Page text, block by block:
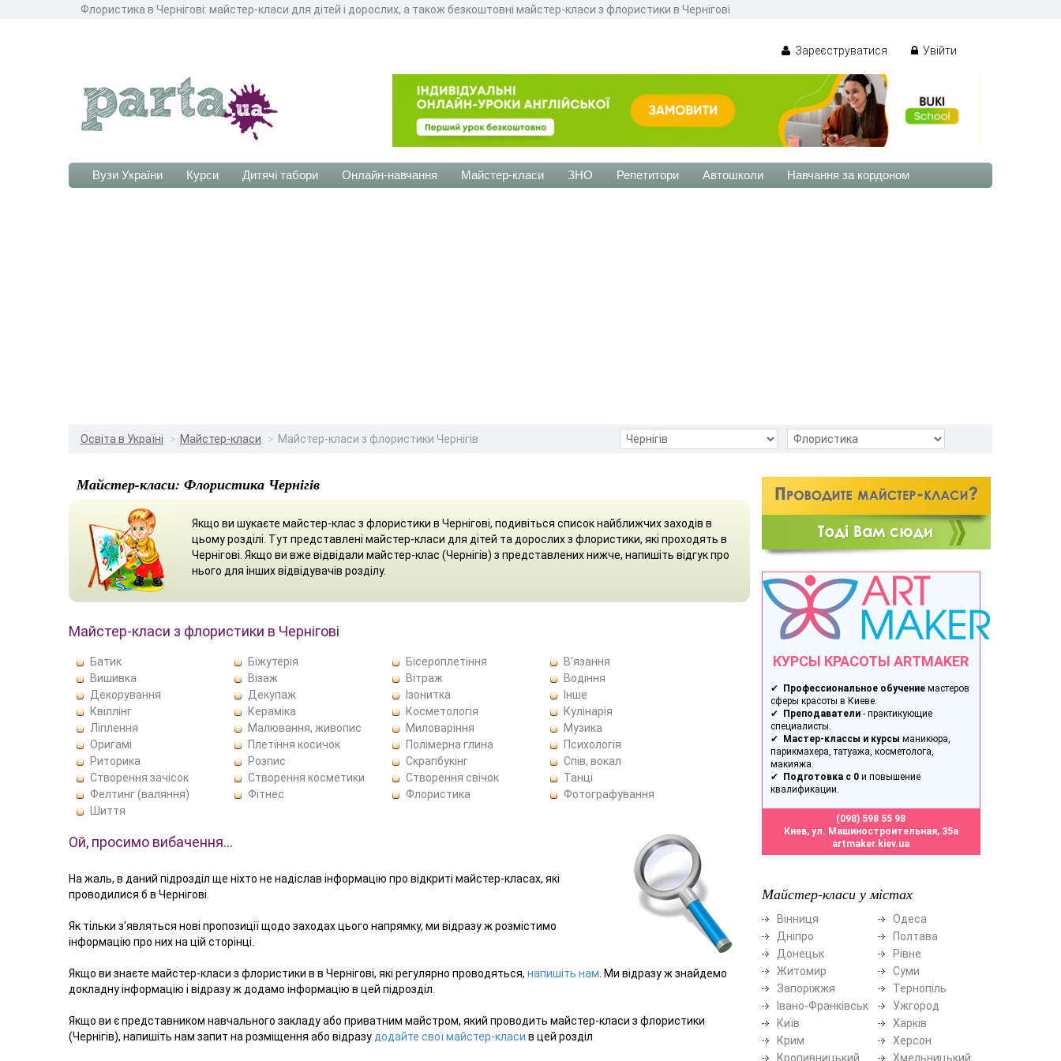
Флористика в Чернігові: майстер-класи для дітей і дорослих, а також безкоштовні майстер-класи з флористики в Чернігові
Зареєструватися Увійти
Вузи України Курси Дитячі табори Онлайн-навчання Майстер-класи ЗНО Репетитори Автошколи Навчання за кордоном
Освіта в Україні Майстер-класи Майстер-класи з флористики Чернігів
Майстер-класи: Флористика Чернігів
Якщо ви шукаєте майстер-клас з флористики в Чернігові, подивіться список найближчих заходів в
цьому розділі. Тут представлені майстер-класи для дітей та дорослих з флористики, які проходять в
Чернігові. Якщо ви вже відвідали майстер-клас (Чернігів) з представлених нижче, напишіть відгук про
нього для інших відвідувачів розділу.
Майстер-класи з флористики в Чернігові
Батик Біжутерія Бісероплетіння
В'язання
Вишивка
Візаж Вітраж
Водіння
Декорування
Декупаж Ізонитка
Інше
Квіллінг
Кераміка Косметологія
Кулінарія
Ліплення
Малювання, живопис Миловаріння
Музика
Оригамі
Плетіння косичок Полімерна глина
Психологія
Риторика
Розпис Скрапбукінг
Спів, вокал
Створення зачісок
Створення косметики Створення свічок
Танці
Фелтинг (валяння)
Фітнес Флористика
Фотографування
Шиття
Ой, просимо вибачення…
На жаль, в даний підрозділ ще ніхто не надіслав інформацію про відкриті майстер-класах, які
проводилися б в Чернігові.
Як тільки з'являться нові пропозиції щодо заходах цього напрямку, ми відразу ж розмістимо
інформацію про них на цій сторінці.
Якщо ви знаєте майстер-класи з флористики в в Чернігові, які регулярно проводяться, напишіть нам . Ми відразу ж знайдемо
докладну інформацію і відразу ж додамо інформацію в цей підрозділ.
Якщо ви є представником навчального закладу або приватним майстром, який проводить майстер-класи з флористики
(Чернігів), напишіть нам запит на розміщення або відразу додайте свої майстер-класи в цей розділ
КУРСЫ КРАСОТЫ ARTMAKER
✔ Профессиональное обучениемастеров
сферы красоты в Киеве.
✔ Преподаватели- практикующие
специалисты.
✔ Мастер-классы и курсы маникюра,
парикмахера, татуажа, косметолога,
макияжа.
✔ Подготовка с 0и повышение
квалификации.
(098) 598 55 98
Киев, ул. Машиностроительная, 35а
artmaker.kiev.ua
Майстер-класи у містах
Вінниця
Дніпро
Донецьк
Житомир
Запоріжжя
Івано-Франківськ
Київ
Крим
Кропивницький
Одеса
Полтава
Рівне
Суми
Тернопіль
Ужгород
Харків
Херсон
Хмельницький